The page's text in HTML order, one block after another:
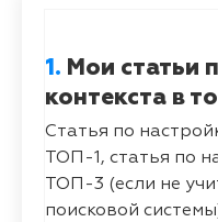
1. Мои статьи
контекста в
Статья по
ТОП-1, статья по
ТОП-3 (если не
поисковой